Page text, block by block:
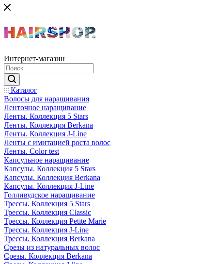
Интернет-магазин
Каталог
Волосы для наращивания
Ленточное наращивание
Ленты. Коллекция 5 Stars
Ленты. Коллекция Berkana
Ленты. Коллекция J-Line
Ленты с имитацией роста волос
Ленты. Color test
Капсульное наращивание
Капсулы. Коллекция 5 Stars
Капсулы. Коллекция Berkana
Капсулы. Коллекция J-Line
Голливудское наращивание
Трессы. Коллекция 5 Stars
Трессы. Коллекция Classic
Трессы. Коллекция Petite Marie
Трессы. Коллекция J-Line
Трессы. Коллекция Berkana
Срезы из натуральных волос
Срезы. Коллекция Berkana